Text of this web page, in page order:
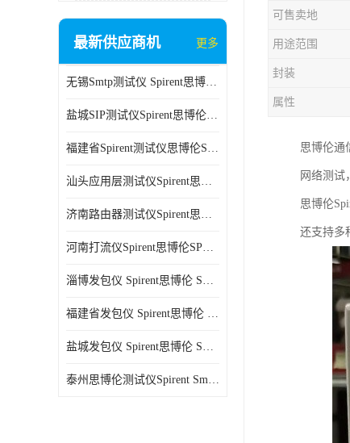
最新供应商机 更多
无锡Smtp测试仪 Spirent思博伦 C100 方便用户进行测试
盐城SIP测试仪Spirent思博伦SPT-2U 可扩展性较强 高速数据传输
福建省Spirent测试仪思博伦SPT-2U 能够快速上手 方便用户进行测试
汕头应用层测试仪Spirent思博伦SPT-2U 提高测试效率 适用于多种行业
济南路由器测试仪Spirent思博伦SPT-2U 用户界面友好 多种测试功能
河南打流仪Spirent思博伦SPT-2U 操作简单 灵活的测试方案
淄博发包仪 Spirent思博伦 SmartBits 600B 高速数据传输
福建省发包仪 Spirent思博伦 SmartBits 600B 可以支持多种通信技术
盐城发包仪 Spirent思博伦 SmartBits 600B 可配置多个单端测试模块
泰州思博伦测试仪Spirent SmartBits 600B 灵活的测试方案
可售卖地
用途范围
封装
属性
思博伦通
网络测试
思博伦
还支持多